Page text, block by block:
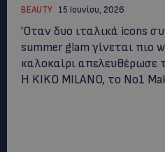
BEAUTY 15 Ιουνίου, 2026
'Οταν δυο ιταλικά icons
summer glam γίνεται πιο
καλοκαίρι απελευθέρωσε
Η KIKO MILANO, το Νο1